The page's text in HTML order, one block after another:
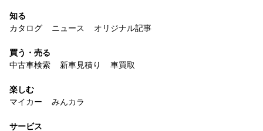
知る
カタログ
ニュース オリジナル記事
買う・売る
中古車検索
新車見積り 車買取
楽しむ
マイカー
みんカラ
サービス